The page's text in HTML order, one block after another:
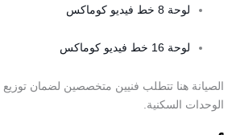
لوحة 8 خط فيديو كوماكس
لوحة 16 خط فيديو كوماكس
الصيانة هنا تتطلب فنيين متخصصين لضمان
الوحدات السكنية.